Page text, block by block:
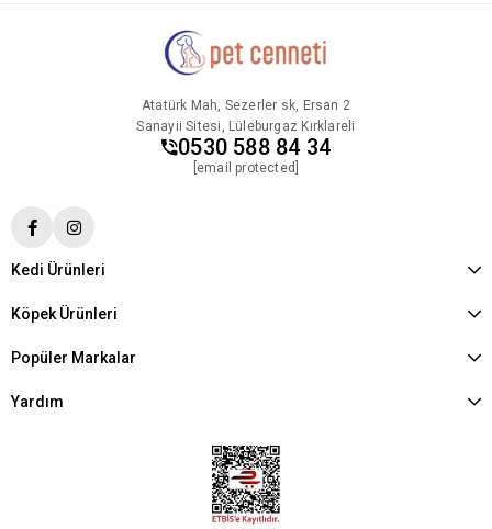
Atatürk Mah, Sezerler sk, Ersan 2
Sanayii Sitesi, Lüleburgaz Kırklareli
0530 588 84 34
[email protected]
Kedi Ürünleri
Köpek Ürünleri
Popüler Markalar
Yardım